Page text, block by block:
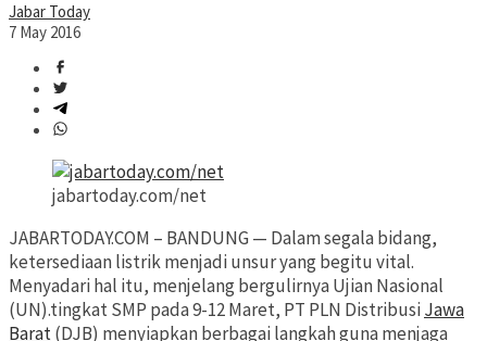
Jabar Today
7 May 2016
jabartoday.com/net
JABARTODAY.COM – BANDUNG — Dalam segala bidang,
ketersediaan listrik menjadi unsur yang begitu vital.
Menyadari hal itu, menjelang bergulirnya Ujian Nasional
(UN).tingkat SMP pada 9-12 Maret, PT PLN DistribusiJawa
Barat(DJB) menyiapkan berbagai langkah guna menjaga